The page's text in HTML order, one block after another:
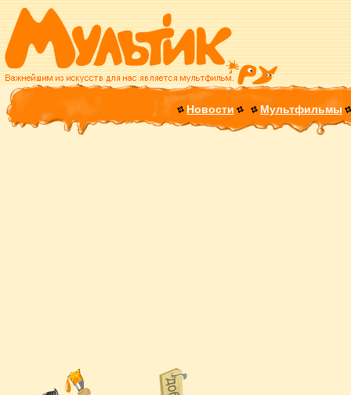
Новости Мультфильмы